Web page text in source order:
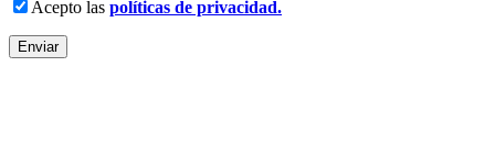
Acepto las políticas de privacidad.